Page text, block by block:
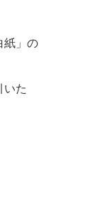
紙」の
いた